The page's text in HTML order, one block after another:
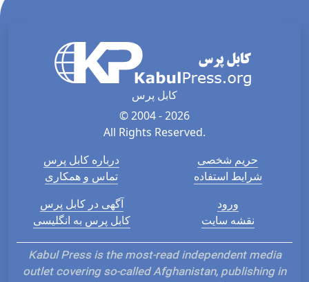
کابل پرس
© 2004 - 2026
All Rights Reserved.
درباره کابل پرس
تماس و همکاری
حریم شخصی
شرایط استفاده
آگهی در کابل پرس
کابل پرس به انگلیسی
ورود
نقشه سایت
Kabul Press is the most-read independent media
outlet covering so-called Afghanistan, publishing in